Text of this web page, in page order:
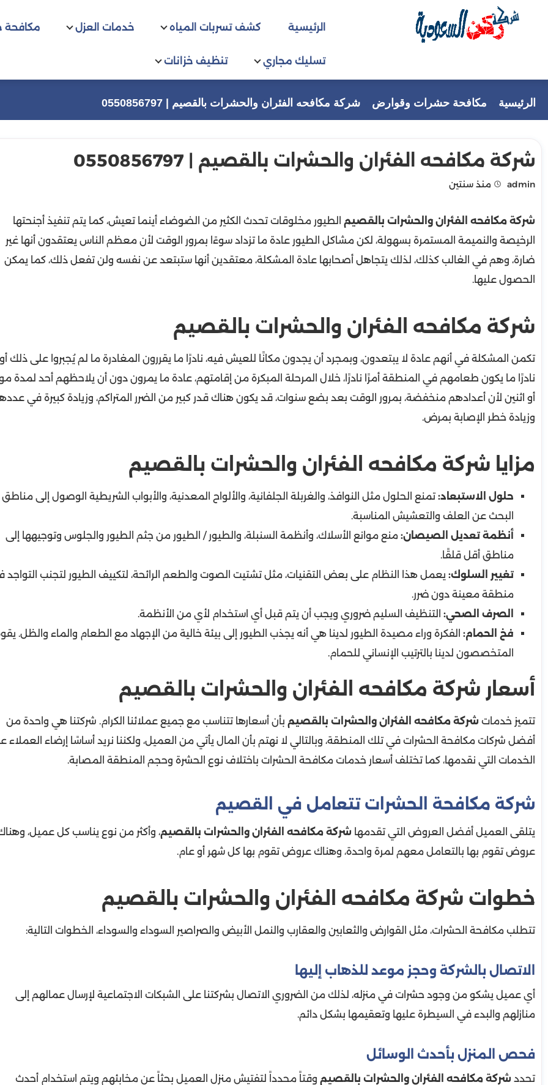
الرئيسية كشف تسربات المياه خدمات العزل مكافحة
تسليك مجاري تنظيف خزانات
الرئيسية مكافحة حشرات وقوارض شركة مكافحه الفئران والحشرات بالقصيم | 0550856797
شركة مكافحه الفئران والحشرات بالقصيم | 0550856797
admin منذ سنتين
شركة مكافحه الفئران والحشرات بالقصيم الطيور مخلوقات تحدث الكثير من الضوضاء أينما تعيش، كما يتم تنفيذ أجنحتها
الرخيصة والنميمة المستمرة بسهولة، لكن مشاكل الطيور عادة ما تزداد سوءًا بمرور الوقت لأن معظم الناس يعتقدون أنها غير
ضارة، وهم في الغالب كذلك، لذلك يتجاهل أصحابها عادة المشكلة، معتقدين أنها ستبتعد عن نفسه ولن تفعل ذلك، كما يمكن
الحصول عليها.
شركة مكافحه الفئران والحشرات بالقصيم
تكمن المشكلة في أنهم عادة لا يبتعدون، وبمجرد أن يجدون مكانًا للعيش فيه، نادرًا ما يقررون المغادرة ما لم يُجبروا على ذلك أو
نادرًا ما يكون طعامهم في المنطقة أمرًا نادرًا، خلال المرحلة المبكرة من إقامتهم، عادة ما يمرون دون أن يلاحظهم أحد لمدة
أو اثنين لأن أعدادهم منخفضة، بمرور الوقت بعد بضع سنوات، قد يكون هناك قدر كبير من الضرر المتراكم، وزيادة كبيرة في
وزيادة خطر الإصابة بمرض.
مزايا شركة مكافحه الفئران والحشرات بالقصيم
حلول الاستبعاد: تمنع الحلول مثل النوافذ، والغربلة الجلفانية، والألواح المعدنية، والأبواب الشريطية الوصول إلى مناطق
البحث عن العلف والتعشيش المناسبة.
أنظمة تعديل الصيصان: منع موانع الأسلاك، وأنظمة السنبلة، والطيور / الطيور من جثم الطيور والجلوس وتوجيهها إلى
مناطق أقل قلقًا.
تغيير السلوك: يعمل هذا النظام على بعض التقنيات، مثل تشتيت الصوت والطعم الرائحة، لتكييف الطيور لتجنب التواجد
منطقة معينة دون ضرر.
الصرف الصحي: التنظيف السليم ضروري ويجب أن يتم قبل أي استخدام لأي من الأنظمة.
فخ الحمام: الفكرة وراء مصيدة الطيور لدينا هي أنه يجذب الطيور إلى بيئة خالية من الإجهاد مع الطعام والماء والظل.
المتخصصون لدينا بالترتيب الإنساني للحمام.
أسعار شركة مكافحه الفئران والحشرات بالقصيم
تتميز خدمات شركة مكافحه الفئران والحشرات بالقصيم بأن أسعارها تتناسب مع جميع عملائنا الكرام. شركتنا هي واحدة من
أفضل شركات مكافحة الحشرات في تلك المنطقة، وبالتالي لا نهتم بأن المال يأتي من العميل، ولكننا نريد أساسًا إرضاء العملاء
الخدمات التي نقدمها، كما تختلف أسعار خدمات مكافحة الحشرات باختلاف نوع الحشرة وحجم المنطقة المصابة.
شركة مكافحة الحشرات تتعامل في القصيم
يتلقى العميل أفضل العروض التي تقدمها شركة مكافحه الفئران والحشرات بالقصيم، وأكثر من نوع يناسب كل عميل،
عروض تقوم بها بالتعامل معهم لمرة واحدة، وهناك عروض تقوم بها كل شهر أو عام.
خطوات شركة مكافحه الفئران والحشرات بالقصيم
تتطلب مكافحة الحشرات، مثل القوارض والثعابين والعقارب والنمل الأبيض والصراصير السوداء والسوداء، الخطوات التالية:
الاتصال بالشركة وحجز موعد للذهاب إليها
أي عميل يشكو من وجود حشرات في منزله، لذلك من الضروري الاتصال بشركتنا على الشبكات الاجتماعية لإرسال عمالهم إلى
منازلهم والبدء في السيطرة عليها وتعقيمها بشكل دائم.
فحص المنزل بأحدث الوسائل
تحدد شركة مكافحه الفئران والحشرات بالقصيم وقتاً محدداً لتفتيش منزل العميل بحثاً عن مخابئهم ويتم استخدام أحدث